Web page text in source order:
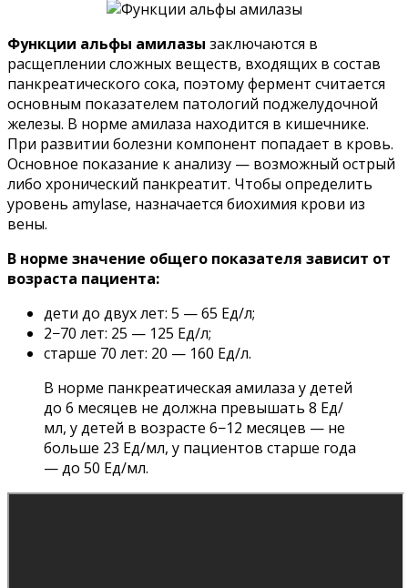
Функции альфы амилазы заключаются в
расщеплении сложных веществ, входящих в состав
панкреатического сока, поэтому фермент считается
основным показателем патологий поджелудочной
железы. В норме амилаза находится в кишечнике.
При развитии болезни компонент попадает в кровь.
Основное показание к анализу — возможный острый
либо хронический панкреатит. Чтобы определить
уровень amylase, назначается биохимия крови из
вены.
В норме значение общего показателя зависит от
возраста пациента:
дети до двух лет: 5 — 65 Ед/л;
2−70 лет: 25 — 125 Ед/л;
старше 70 лет: 20 — 160 Ед/л.
В норме панкреатическая амилаза у детей
до 6 месяцев не должна превышать 8 Ед/
мл, у детей в возрасте 6−12 месяцев — не
больше 23 Ед/мл, у пациентов старше года
— до 50 Ед/мл.